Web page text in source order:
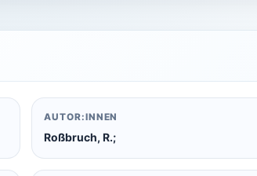
AUTOR:INNEN
Roßbruch, R.;